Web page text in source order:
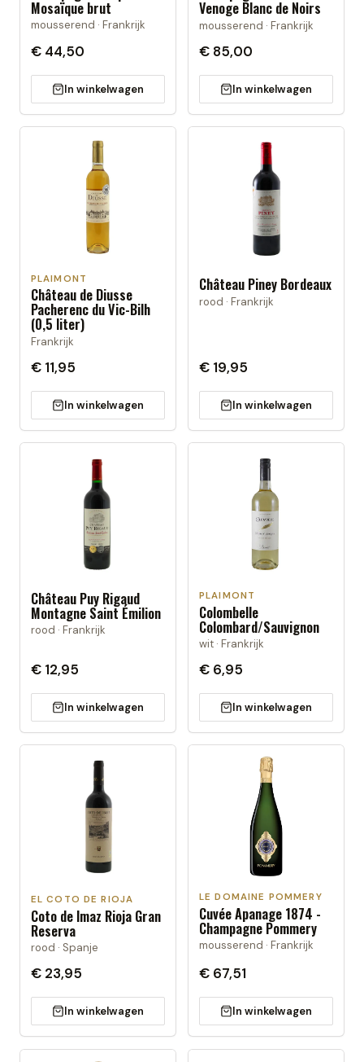
Mosaïque brut
mousserend · Frankrijk
€ 44,50
In winkelwagen
Venoge Blanc de Noirs
mousserend · Frankrijk
€ 85,00
In winkelwagen
PLAIMONT
Château de Diusse
Pacherenc du Vic-Bilh
(0,5 liter)
Frankrijk
€ 11,95
In winkelwagen
Château Piney Bordeaux
rood · Frankrijk
€ 19,95
In winkelwagen
Château Puy Rigaud
Montagne Saint Émilion
rood · Frankrijk
€ 12,95
In winkelwagen
PLAIMONT
Colombelle
Colombard/Sauvignon
wit · Frankrijk
€ 6,95
In winkelwagen
EL COTO DE RIOJA
Coto de Imaz Rioja Gran
Reserva
rood · Spanje
€ 23,95
In winkelwagen
LE DOMAINE POMMERY
Cuvée Apanage 1874 -
Champagne Pommery
mousserend · Frankrijk
€ 67,51
In winkelwagen